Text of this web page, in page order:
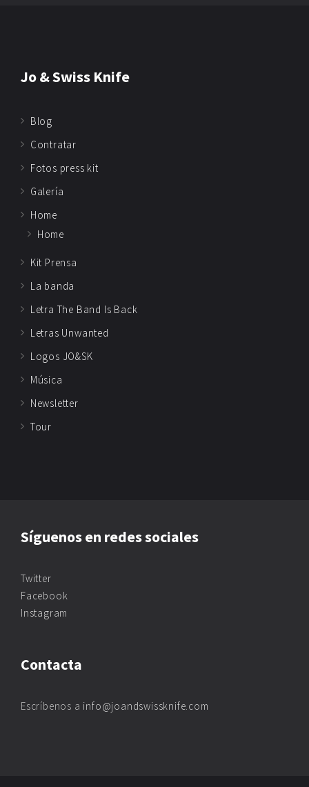
Jo & Swiss Knife
Blog
Contratar
Fotos press kit
Galería
Home
Home
Kit Prensa
La banda
Letra The Band Is Back
Letras Unwanted
Logos JO&SK
Música
Newsletter
Tour
Síguenos en redes sociales
Twitter
Facebook
Instagram
Contacta
Escríbenos a info@joandswissknife.com